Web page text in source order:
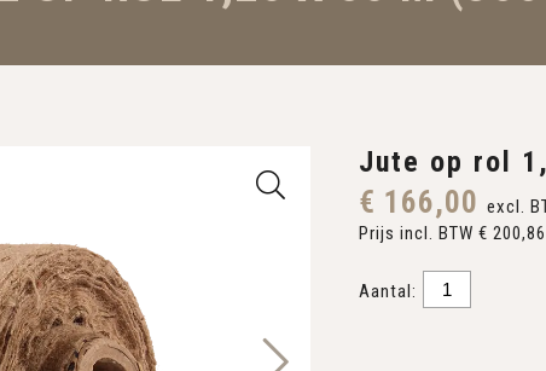
Jute op rol
€ 166,00 excl.
Prijs incl. BTW € 200,86
Aantal: